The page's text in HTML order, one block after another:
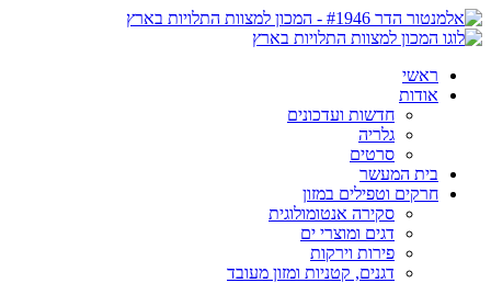
ראשי
אודות
חדשות ועדכונים
גלריה
סרטים
בית המעשר
חרקים וטפילים במזון
סקירה אנטומולוגית
דגים ומוצרי ים
פירות וירקות
דגנים, קטניות ומזון מעובד